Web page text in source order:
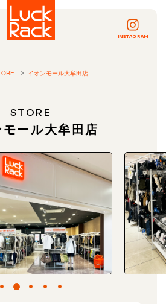
INSTAGRAM
イオンモール大牟田店
STORE
ール大牟田店